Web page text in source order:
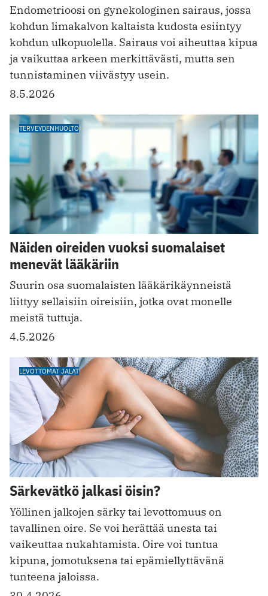
Endometrioosi on gynekologinen sairaus, jossa
kohdun limakalvon kaltaista kudosta esiintyy
kohdun ulkopuolella. Sairaus voi aiheuttaa kipua
ja vaikuttaa arkeen merkittävästi, mutta sen
tunnistaminen viivästyy usein.
8.5.2026
TERVEYDENHUOLTO
Näiden oireiden vuoksi suomalaiset
menevät lääkäriin
Suurin osa suomalaisten lääkärikäynneistä
liittyy sellaisiin oireisiin, jotka ovat monelle
meistä tuttuja.
4.5.2026
LEVOTTOMAT JALAT
Särkevätkö jalkasi öisin?
Yöllinen jalkojen särky tai levottomuus on
tavallinen oire. Se voi herättää unesta tai
vaikeuttaa nukahtamista. Oire voi tuntua
kipuna, jomotuksena tai epämiellyttävänä
tunteena jaloissa.